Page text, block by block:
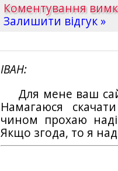
Коментування
Залишити відгук »
ІВАН
Для мене ваш
Намагаюся
чином прохаю
Якщо згода, то я